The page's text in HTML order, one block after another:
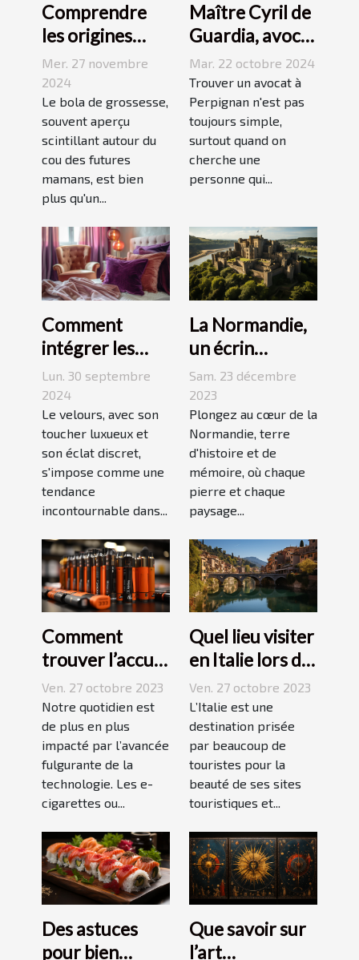
Comprendre
les origines
culturelles du
bola de
grossesse
Mer. 27 novembre
2024
Le bola de grossesse,
souvent aperçu
scintillant autour du
cou des futures
mamans, est bien
plus qu'un...
Maître Cyril de
Guardia, avocat
renommé à
Perpignan
Mar. 22 octobre 2024
Trouver un avocat à
Perpignan n'est pas
toujours simple,
surtout quand on
cherche une
personne qui...
Comment
intégrer les
accessoires en
velours dans
votre quotidien
Lun. 30 septembre
2024
Le velours, avec son
toucher luxueux et
son éclat discret,
s'impose comme une
tendance
incontournable dans...
La Normandie,
un écrin
historique pour
des
événements
mémorables
Sam. 23 décembre
2023
Plongez au cœur de la
Normandie, terre
d'histoire et de
mémoire, où chaque
pierre et chaque
paysage...
Comment
trouver l’accu
idéal pour sa e-
cigarette ?
Ven. 27 octobre 2023
Notre quotidien est
de plus en plus
impacté par l’avancée
fulgurante de la
technologie. Les e-
cigarettes ou...
Quel lieu visiter
en Italie lors de
vos vacances ?
Ven. 27 octobre 2023
L’Italie est une
destination prisée
par beaucoup de
touristes pour la
beauté de ses sites
touristiques et...
Des astuces
pour bien
Que savoir sur
l’art